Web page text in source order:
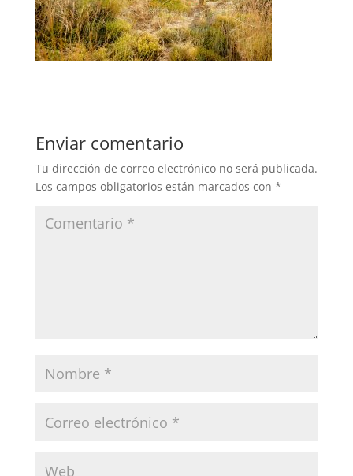
Enviar comentario
Tu dirección de correo electrónico no será publicada.
Los campos obligatorios están marcados con *